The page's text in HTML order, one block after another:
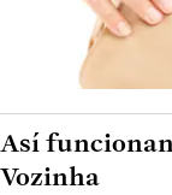
Así
Vozinha